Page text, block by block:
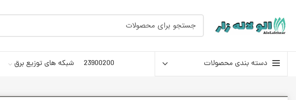
دسته بندی محصولات 23900200 شبکه های توزیع برق